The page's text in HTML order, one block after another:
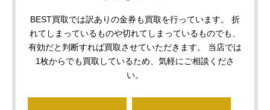
BEST買取では訳ありの金券も買取を行っています。
折
れてしまっているものや切れてしまっているものでも、
有効だと判断すれば買取させていただきます。
当店では
1枚からでも買取しているため、気軽にご相談くださ
い。